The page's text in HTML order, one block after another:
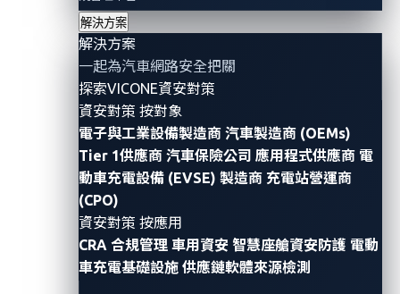
解決方案
解決方案
一起為汽車網路安全把關
探索VICONE資安對策
資安對策 按對象
電子與工業設備製造商 汽車製造商 (OEMs)
Tier 1供應商 汽車保險公司 應用程式供應商 電
動車充電設備 (EVSE) 製造商 充電站營運商
(CPO)
資安對策 按應用
CRA 合規管理 車用資安 智慧座艙資安防護 電動
車充電基礎設施 供應鏈軟體來源檢測
在軟體定義車輛（SDV）時代，網路威脅已從車輛
本身擴展至其互聯系統，在整個移動生態系統中形
成重疊的攻擊面。因此，產業必須強化網路安全防
護，以應對日益複雜的攻擊。